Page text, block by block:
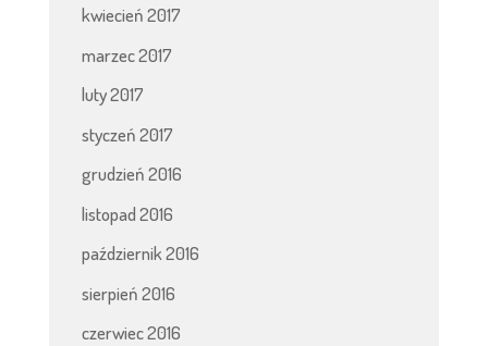
kwiecień 2017
marzec 2017
luty 2017
styczeń 2017
grudzień 2016
listopad 2016
październik 2016
sierpień 2016
czerwiec 2016